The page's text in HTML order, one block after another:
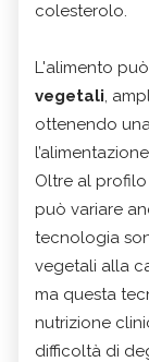
colesterolo.
L'alimento
vegetali,
ottenendo
Oltre al
può variare
tecnologia
vegetali alla
ma questa
nutrizione
difficoltà di